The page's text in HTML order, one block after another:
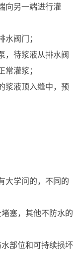
向另一端进行灌
阀门；
，待浆液从排水阀
常灌浆；
浆液顶入缝中，预
大学问的，不同的
塞，其他不防水的
部位和可持续损坏